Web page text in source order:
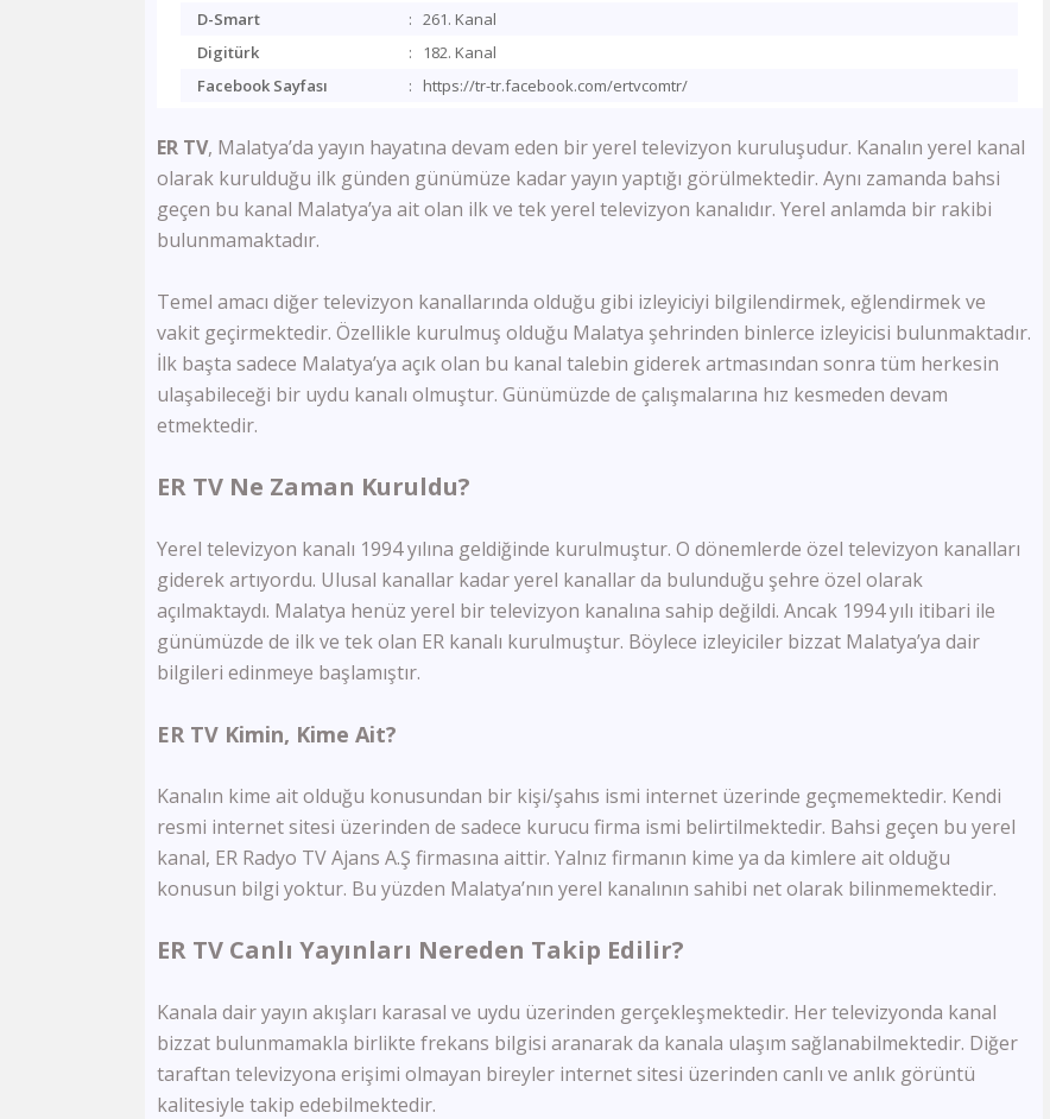
Ulusal Kanal
TBMM Tv
Bloomberg HT
Ülke Tv
Bengütürk Tv
TGRT Haber
TVNET
Tay Tv
CBC Sport
Sports Tv
TRT Belgesel
Yaban Tv
TGRT Belgesel
İdman Tv
İctimai Tv
Meltem Tv
Semerkand Tv
D-Smart
: 261. Kanal
Digitürk
:
182. Kanal
Facebook Sayfası
: https://tr-tr.facebook.com/ertvcomtr/
ER TV, Malatya’da yayın hayatına devam eden bir yerel televizyon kuruluşudur. Kanalın yerel kanal
olarak kurulduğu ilk günden günümüze kadar yayın yaptığı görülmektedir. Aynı zamanda bahsi
geçen bu kanal Malatya’ya ait olan ilk ve tek yerel televizyon kanalıdır. Yerel anlamda bir rakibi
bulunmamaktadır.
Temel amacı diğer televizyon kanallarında olduğu gibi izleyiciyi bilgilendirmek, eğlendirmek ve
vakit geçirmektedir. Özellikle kurulmuş olduğu Malatya şehrinden binlerce izleyicisi bulunmaktadır.
İlk başta sadece Malatya’ya açık olan bu kanal talebin giderek artmasından sonra tüm herkesin
ulaşabileceği bir uydu kanalı olmuştur. Günümüzde de çalışmalarına hız kesmeden devam
etmektedir.
ER TV Ne Zaman Kuruldu?
Yerel televizyon kanalı 1994 yılına geldiğinde kurulmuştur. O dönemlerde özel televizyon kanalları
giderek artıyordu. Ulusal kanallar kadar yerel kanallar da bulunduğu şehre özel olarak
açılmaktaydı. Malatya henüz yerel bir televizyon kanalına sahip değildi. Ancak 1994 yılı itibari ile
günümüzde de ilk ve tek olan ER kanalı kurulmuştur. Böylece izleyiciler bizzat Malatya’ya dair
bilgileri edinmeye başlamıştır.
ER TV Kimin, Kime Ait?
Kanalın kime ait olduğu konusundan bir kişi/şahıs ismi internet üzerinde geçmemektedir. Kendi
resmi internet sitesi üzerinden de sadece kurucu firma ismi belirtilmektedir. Bahsi geçen bu yerel
kanal, ER Radyo TV Ajans A.Ş firmasına aittir. Yalnız firmanın kime ya da kimlere ait olduğu
konusun bilgi yoktur. Bu yüzden Malatya’nın yerel kanalının sahibi net olarak bilinmemektedir.
ER TV Canlı Yayınları Nereden Takip Edilir?
Kanala dair yayın akışları karasal ve uydu üzerinden gerçekleşmektedir. Her televizyonda kanal
bizzat bulunmamakla birlikte frekans bilgisi aranarak da kanala ulaşım sağlanabilmektedir. Diğer
taraftan televizyona erişimi olmayan bireyler internet sitesi üzerinden canlı ve anlık görüntü
kalitesiyle takip edebilmektedir.